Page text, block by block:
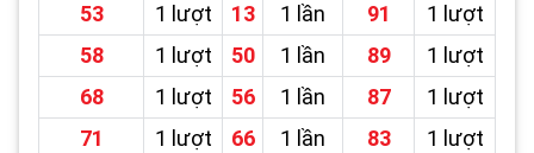
53
1 lượt 13 1 lần 91
1 lượt
58
1 lượt 50 1 lần 89
1 lượt
68
1 lượt 56 1 lần 87
1 lượt
71
1 lượt 66 1 lần 83
1 lượt